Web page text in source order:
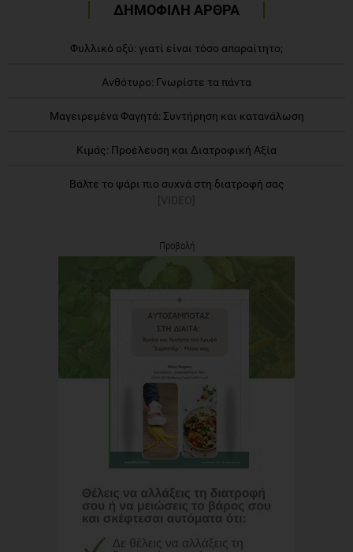
ΔΗΜΟΦΙΛΗ ΑΡΘΡΑ
Φυλλικό οξύ: γιατί είναι τόσο απαραίτητο;
Ανθότυρο: Γνωρίστε τα πάντα
Μαγειρεμένα Φαγητά: Συντήρηση και κατανάλωση
Κιμάς: Προέλευση και Διατροφική Αξία
Βάλτε το ψάρι πιο συχνά στη διατροφή σας
[VIDEO]
Προβολή